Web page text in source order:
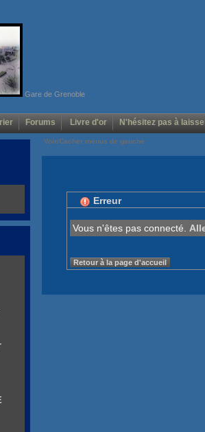
Gare de Grenoble
Forums Livre d'or N'hésitez pas à
Voir/Cacher menus de gauche
Erreur
Vous n'êtes pas connecté.
Retour à la page d'accueil